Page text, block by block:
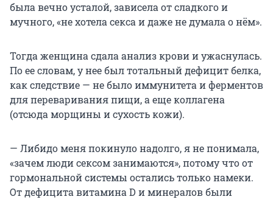
была вечно усталой, зависела от сладкого и
мучного, «не хотела секса и даже не думала о нём».
Тогда женщина сдала анализ крови и ужаснулась.
По ее словам, у нее был тотальный дефицит белка,
как следствие — не было иммунитета и ферментов
для переваривания пищи, а еще коллагена
(отсюда морщины и сухость кожи).
— Либидо меня покинуло надолго, я не понимала,
«зачем люди сексом занимаются», потому что от
гормональной системы остались только намеки.
От дефицита витамина D и минералов были